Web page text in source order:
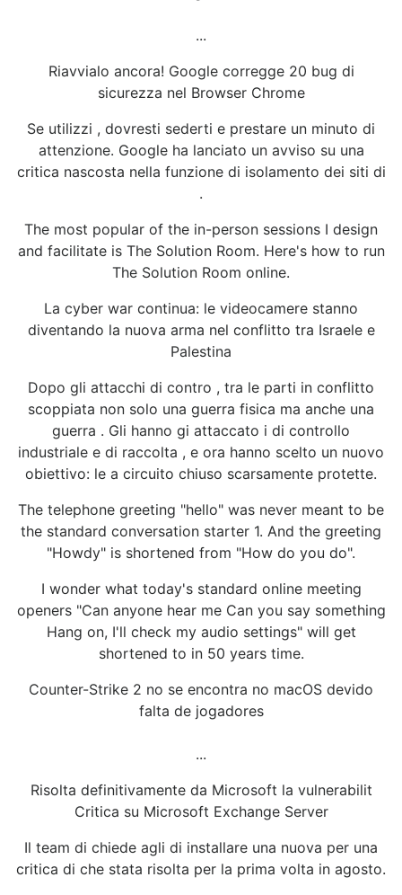
...
Riavvialo ancora! Google corregge 20 bug di
sicurezza nel Browser Chrome
Se utilizzi , dovresti sederti e prestare un minuto di
attenzione. Google ha lanciato un avviso su una
critica nascosta nella funzione di isolamento dei siti di
.
The most popular of the in-person sessions I design
and facilitate is The Solution Room. Here's how to run
The Solution Room online.
La cyber war continua: le videocamere stanno
diventando la nuova arma nel conflitto tra Israele e
Palestina
Dopo gli attacchi di contro , tra le parti in conflitto
scoppiata non solo una guerra fisica ma anche una
guerra . Gli hanno gi attaccato i di controllo
industriale e di raccolta , e ora hanno scelto un nuovo
obiettivo: le a circuito chiuso scarsamente protette.
The telephone greeting "hello" was never meant to be
the standard conversation starter 1. And the greeting
"Howdy" is shortened from "How do you do".
I wonder what today's standard online meeting
openers "Can anyone hear me Can you say something
Hang on, I'll check my audio settings" will get
shortened to in 50 years time.
Counter-Strike 2 no se encontra no macOS devido
falta de jogadores
...
Risolta definitivamente da Microsoft la vulnerabilit
Critica su Microsoft Exchange Server
Il team di chiede agli di installare una nuova per una
critica di che stata risolta per la prima volta in agosto.